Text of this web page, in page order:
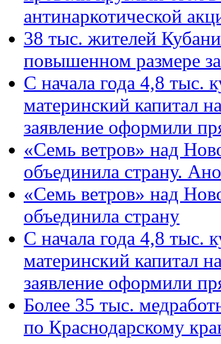
антинаркотической
38 тыс. жителей
повышенном размере
С начала года 4,8 тыс.
материнский капитал
заявление оформили
«Семь ветров» над
объединила страну.
«Семь ветров» над
объединила страну
С начала года 4,8 тыс.
материнский капитал
заявление оформили
Более 35 тыс.
по Краснодарскому